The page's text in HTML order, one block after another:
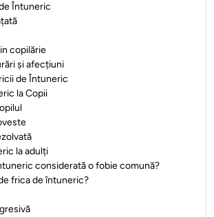
Întuneric
copilărie
și afecțiuni
de Întuneric
la Copii
la adulți
considerată o fobie comună?
frica de întuneric?